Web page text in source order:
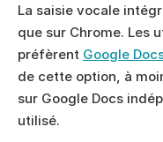
La saisie vocale
que sur Chrome. Les
préfèrent Google
de cette option, à
sur Google Docs
utilisé.